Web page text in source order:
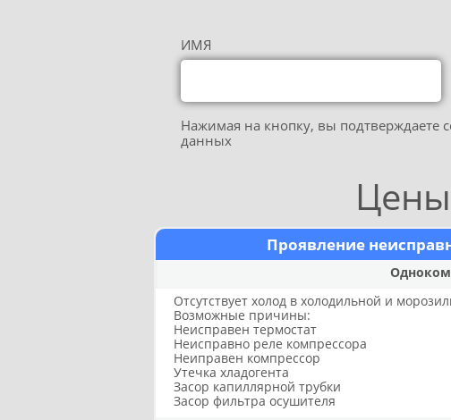
ИМЯ
Нажимая на кнопку, вы подтверждаете
данных
Проявление
Отсутствует холод в холодильной и
Возможные причины:
Неисправен термостат
Неисправно реле компрессора
Неиправен компрессор
Утечка хладогента
Засор капиллярной трубки
Засор фильтра осушителя